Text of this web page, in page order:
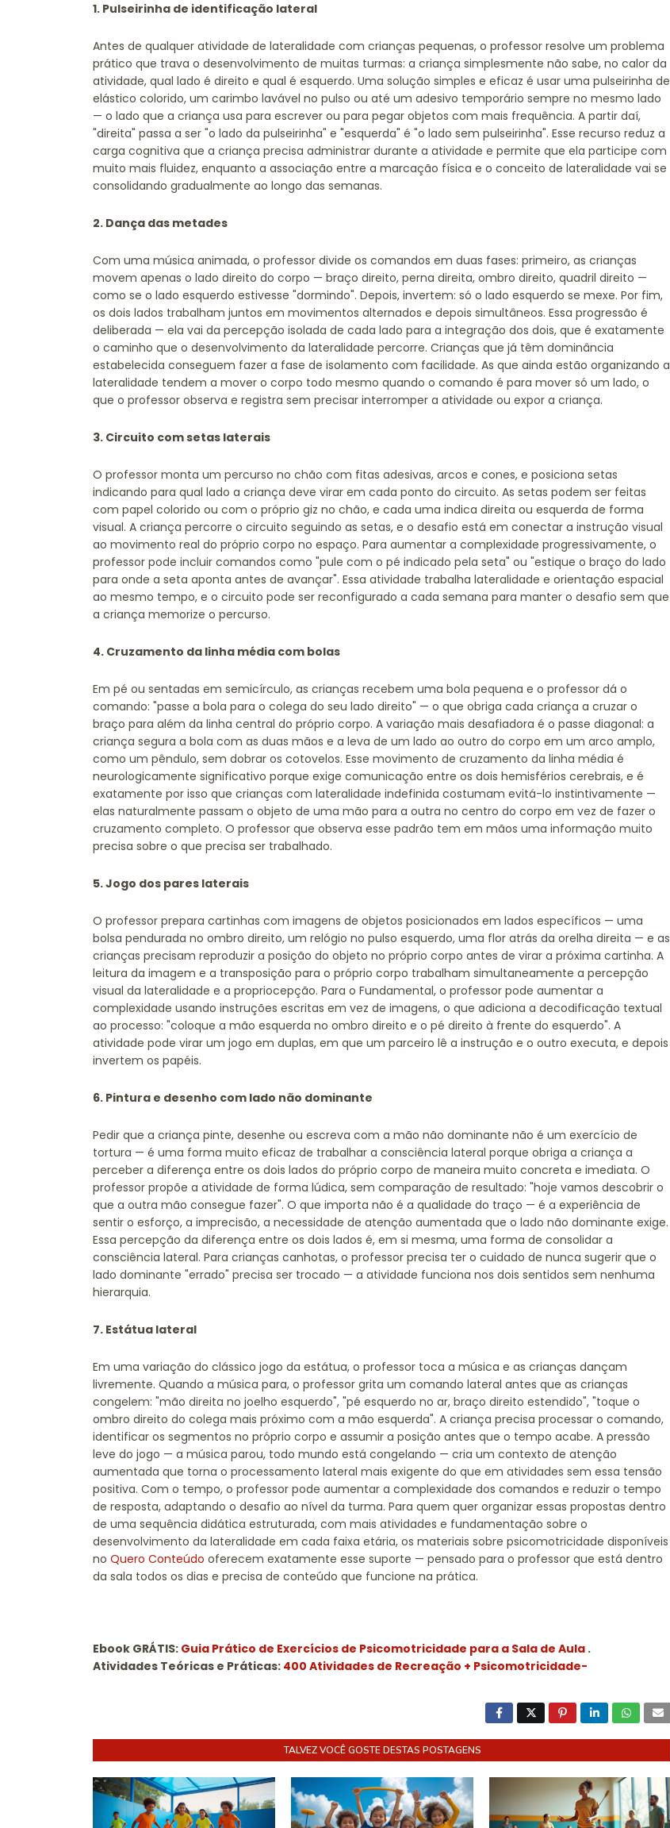
1. Pulseirinha de identificação lateral
Antes de qualquer atividade de lateralidade com crianças pequenas, o professor resolve um problema
prático que trava o desenvolvimento de muitas turmas: a criança simplesmente não sabe, no calor da
atividade, qual lado é direito e qual é esquerdo. Uma solução simples e eficaz é usar uma pulseirinha de
elástico colorido, um carimbo lavável no pulso ou até um adesivo temporário sempre no mesmo lado
— o lado que a criança usa para escrever ou para pegar objetos com mais frequência. A partir daí,
"direita" passa a ser "o lado da pulseirinha" e "esquerda" é "o lado sem pulseirinha". Esse recurso reduz a
carga cognitiva que a criança precisa administrar durante a atividade e permite que ela participe com
muito mais fluidez, enquanto a associação entre a marcação física e o conceito de lateralidade vai se
consolidando gradualmente ao longo das semanas.
2. Dança das metades
Com uma música animada, o professor divide os comandos em duas fases: primeiro, as crianças
movem apenas o lado direito do corpo — braço direito, perna direita, ombro direito, quadril direito —
como se o lado esquerdo estivesse "dormindo". Depois, invertem: só o lado esquerdo se mexe. Por fim,
os dois lados trabalham juntos em movimentos alternados e depois simultâneos. Essa progressão é
deliberada — ela vai da percepção isolada de cada lado para a integração dos dois, que é exatamente
o caminho que o desenvolvimento da lateralidade percorre. Crianças que já têm dominância
estabelecida conseguem fazer a fase de isolamento com facilidade. As que ainda estão organizando a
lateralidade tendem a mover o corpo todo mesmo quando o comando é para mover só um lado, o
que o professor observa e registra sem precisar interromper a atividade ou expor a criança.
3. Circuito com setas laterais
O professor monta um percurso no chão com fitas adesivas, arcos e cones, e posiciona setas
indicando para qual lado a criança deve virar em cada ponto do circuito. As setas podem ser feitas
com papel colorido ou com o próprio giz no chão, e cada uma indica direita ou esquerda de forma
visual. A criança percorre o circuito seguindo as setas, e o desafio está em conectar a instrução visual
ao movimento real do próprio corpo no espaço. Para aumentar a complexidade progressivamente, o
professor pode incluir comandos como "pule com o pé indicado pela seta" ou "estique o braço do lado
para onde a seta aponta antes de avançar". Essa atividade trabalha lateralidade e orientação espacial
ao mesmo tempo, e o circuito pode ser reconfigurado a cada semana para manter o desafio sem que
a criança memorize o percurso.
4. Cruzamento da linha média com bolas
Em pé ou sentadas em semicírculo, as crianças recebem uma bola pequena e o professor dá o
comando: "passe a bola para o colega do seu lado direito" — o que obriga cada criança a cruzar o
braço para além da linha central do próprio corpo. A variação mais desafiadora é o passe diagonal: a
criança segura a bola com as duas mãos e a leva de um lado ao outro do corpo em um arco amplo,
como um pêndulo, sem dobrar os cotovelos. Esse movimento de cruzamento da linha média é
neurologicamente significativo porque exige comunicação entre os dois hemisférios cerebrais, e é
exatamente por isso que crianças com lateralidade indefinida costumam evitá-lo instintivamente —
elas naturalmente passam o objeto de uma mão para a outra no centro do corpo em vez de fazer o
cruzamento completo. O professor que observa esse padrão tem em mãos uma informação muito
precisa sobre o que precisa ser trabalhado.
5. Jogo dos pares laterais
O professor prepara cartinhas com imagens de objetos posicionados em lados específicos — uma
bolsa pendurada no ombro direito, um relógio no pulso esquerdo, uma flor atrás da orelha direita — e as
crianças precisam reproduzir a posição do objeto no próprio corpo antes de virar a próxima cartinha. A
leitura da imagem e a transposição para o próprio corpo trabalham simultaneamente a percepção
visual da lateralidade e a propriocepção. Para o Fundamental, o professor pode aumentar a
complexidade usando instruções escritas em vez de imagens, o que adiciona a decodificação textual
ao processo: "coloque a mão esquerda no ombro direito e o pé direito à frente do esquerdo". A
atividade pode virar um jogo em duplas, em que um parceiro lê a instrução e o outro executa, e depois
invertem os papéis.
6. Pintura e desenho com lado não dominante
Pedir que a criança pinte, desenhe ou escreva com a mão não dominante não é um exercício de
tortura — é uma forma muito eficaz de trabalhar a consciência lateral porque obriga a criança a
perceber a diferença entre os dois lados do próprio corpo de maneira muito concreta e imediata. O
professor propõe a atividade de forma lúdica, sem comparação de resultado: "hoje vamos descobrir o
que a outra mão consegue fazer". O que importa não é a qualidade do traço — é a experiência de
sentir o esforço, a imprecisão, a necessidade de atenção aumentada que o lado não dominante exige.
Essa percepção da diferença entre os dois lados é, em si mesma, uma forma de consolidar a
consciência lateral. Para crianças canhotas, o professor precisa ter o cuidado de nunca sugerir que o
lado dominante "errado" precisa ser trocado — a atividade funciona nos dois sentidos sem nenhuma
hierarquia.
7. Estátua lateral
Em uma variação do clássico jogo da estátua, o professor toca a música e as crianças dançam
livremente. Quando a música para, o professor grita um comando lateral antes que as crianças
congelem: "mão direita no joelho esquerdo", "pé esquerdo no ar, braço direito estendido", "toque o
ombro direito do colega mais próximo com a mão esquerda". A criança precisa processar o comando,
identificar os segmentos no próprio corpo e assumir a posição antes que o tempo acabe. A pressão
leve do jogo — a música parou, todo mundo está congelando — cria um contexto de atenção
aumentada que torna o processamento lateral mais exigente do que em atividades sem essa tensão
positiva. Com o tempo, o professor pode aumentar a complexidade dos comandos e reduzir o tempo
de resposta, adaptando o desafio ao nível da turma. Para quem quer organizar essas propostas dentro
de uma sequência didática estruturada, com mais atividades e fundamentação sobre o
desenvolvimento da lateralidade em cada faixa etária, os materiais sobre psicomotricidade disponíveis
no Quero Conteúdo oferecem exatamente esse suporte — pensado para o professor que está dentro
da sala todos os dias e precisa de conteúdo que funcione na prática.
Ebook GRÁTIS: Guia Prático de Exercícios de Psicomotricidade para a Sala de Aula .
Atividades Teóricas e Práticas: 400 Atividades de Recreação + Psicomotricidade-
TALVEZ VOCÊ GOSTE DESTAS POSTAGENS